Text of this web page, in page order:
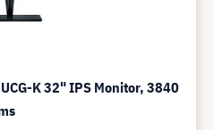
K 32" IPS Monitor, 3840